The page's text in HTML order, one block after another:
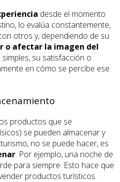
desde el momento
lo evalúa constantemente,
otros y, dependiendo de su
o afectar la imagen del
su satisfacción o
en cómo se percibe ese
productos que se
se pueden almacenar y
no se puede hacer, es
. Por ejemplo, una noche de
para siempre. Esto hace que
productos turísticos.